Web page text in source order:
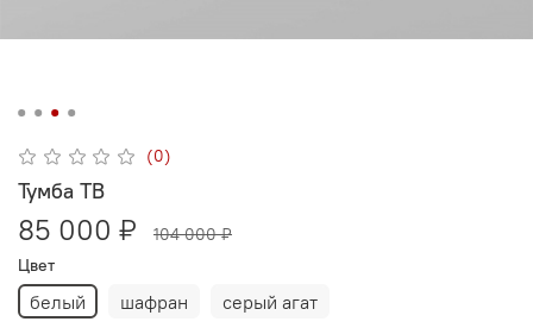
(0)
Тумба ТВ
85 000 ₽
104 000 ₽
Цвет
белый шафран серый агат